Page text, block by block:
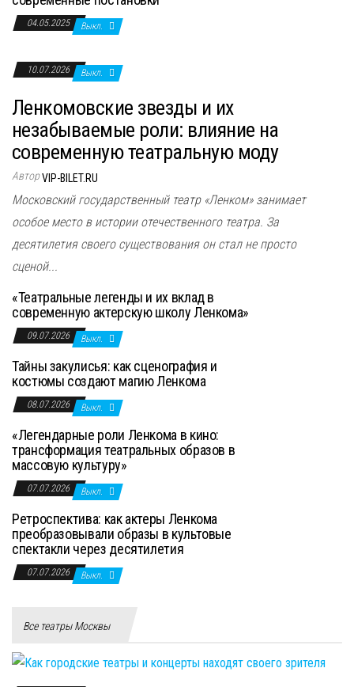
04.05.2025 Выкл.
10.07.2026 Выкл.
Ленкомовские звезды и их
незабываемые роли: влияние на
современную театральную моду
АвторVIP-BILET.RU
Московский государственный театр «Ленком» занимает
особое место в истории отечественного театра. За
десятилетия своего существования он стал не просто
сценой...
«Театральные легенды и их вклад в
современную актерскую школу Ленкома»
09.07.2026 Выкл.
Тайны закулисья: как сценография и
костюмы создают магию Ленкома
08.07.2026 Выкл.
«Легендарные роли Ленкома в кино:
трансформация театральных образов в
массовую культуру»
07.07.2026 Выкл.
Ретроспектива: как актеры Ленкома
преобразовывали образы в культовые
спектакли через десятилетия
07.07.2026 Выкл.
Все театры Москвы